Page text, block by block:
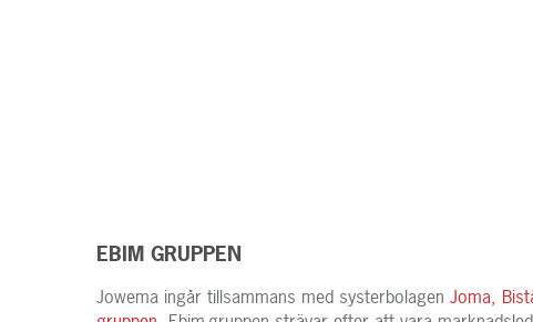
EBIM GRUPPEN
Jowema ingår tillsammans med systerbolagenJoma,